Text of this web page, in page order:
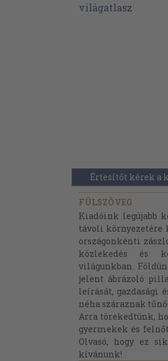
Értesítőt kérek a
FÜLSZÖVEG
Kiadóink legújabb
távoli környezetére
országonkénti
közlekedés és
világunkban.
jelent ábrázoló
leírását, gazdasági
néha száraznak
Arra törekedtünk,
gyermekek és
Olvasó, hogy ez
kívánunk!